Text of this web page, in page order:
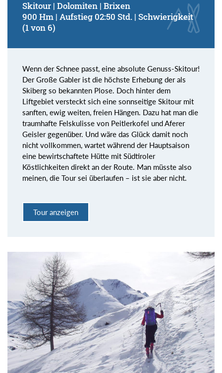
Skitour | Dolomiten | Brixen
900 Hm | Aufstieg 02:50 Std. | Schwierigkeit
(1 von 6)
Wenn der Schnee passt, eine absolute Genuss-Skitour!
Der Große Gabler ist die höchste Erhebung der als
Skiberg so bekannten Plose. Doch hinter dem
Liftgebiet versteckt sich eine sonnseitige Skitour mit
sanften, ewig weiten, freien Hängen. Dazu hat man die
traumhafte Felskulisse von Peitlerkofel und Aferer
Geisler gegenüber. Und wäre das Glück damit noch
nicht vollkommen, wartet während der Hauptsaison
eine bewirtschaftete Hütte mit Südtiroler
Köstlichkeiten direkt an der Route. Man müsste also
meinen, die Tour sei überlaufen – ist sie aber nicht.
Tour anzeigen